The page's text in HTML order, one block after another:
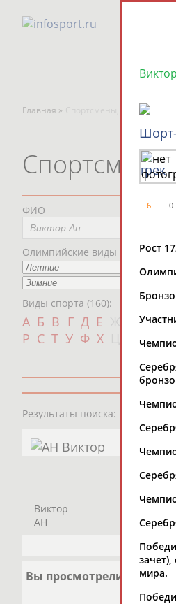
Главная » Спортсмены, тренеры и
ФИО
Олимпийские виды спорта
Виды спорта (160):
А Б В Г Д Е И К
Р С Т У Ф Х Ш Щ
Результаты поиска:
Виктор
АН
Вы просмотрели
6 0
Рост
мира.